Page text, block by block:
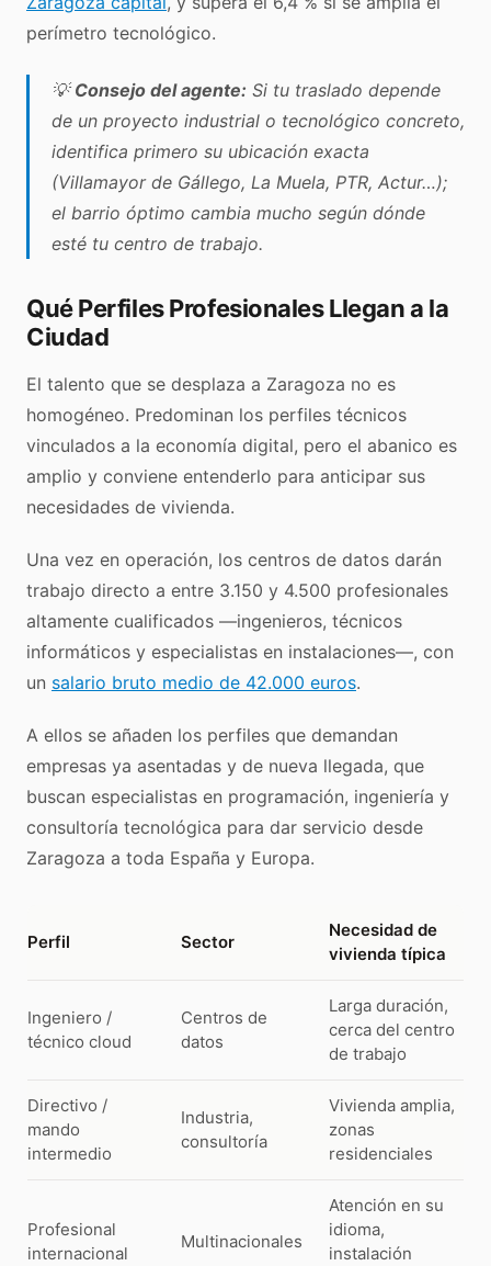
perímetro tecnológico.
💡 Consejo del agente: Si tu traslado depende
de un proyecto industrial o tecnológico concreto,
identifica primero su ubicación exacta
(Villamayor de Gállego, La Muela, PTR, Actur…);
el barrio óptimo cambia mucho según dónde
esté tu centro de trabajo.
Qué Perfiles Profesionales Llegan a la
Ciudad
El talento que se desplaza a Zaragoza no es
homogéneo. Predominan los perfiles técnicos
vinculados a la economía digital, pero el abanico es
amplio y conviene entenderlo para anticipar sus
necesidades de vivienda.
Una vez en operación, los centros de datos darán
trabajo directo a entre 3.150 y 4.500 profesionales
altamente cualificados —ingenieros, técnicos
informáticos y especialistas en instalaciones—, con
un salario bruto medio de 42.000 euros.
A ellos se añaden los perfiles que demandan
empresas ya asentadas y de nueva llegada, que
buscan especialistas en programación, ingeniería y
consultoría tecnológica para dar servicio desde
Zaragoza a toda España y Europa.
Perfil Sector
Necesidad de
vivienda típica
Ingeniero /
técnico cloud
Centros de
datos
Larga duración,
cerca del centro
de trabajo
Directivo /
mando
intermedio
Industria,
consultoría
Vivienda amplia,
zonas
residenciales
Profesional
internacional
Multinacionales
Atención en su
idioma,
instalación